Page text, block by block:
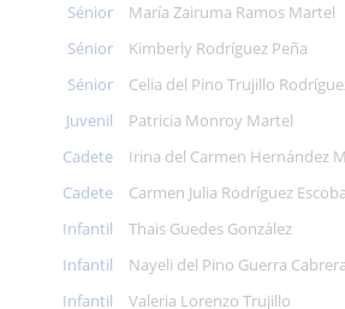
Sénior
María Zairuma Ramos Martel
Sénior
Kimberly Rodríguez Peña
Sénior
Celia del Pino Trujillo
Juvenil
Patricia Monroy Martel
Cadete
Irina del Carmen Hernández
Cadete
Carmen Julia Rodríguez
Infantil
Thais Guedes González
Infantil
Nayeli del Pino Guerra Cabrera
Infantil
Valeria Lorenzo Trujillo